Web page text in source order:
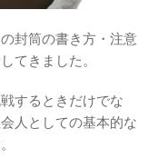
封筒の書き方・注意
てきました。
するときだけでな
人としての基本的な